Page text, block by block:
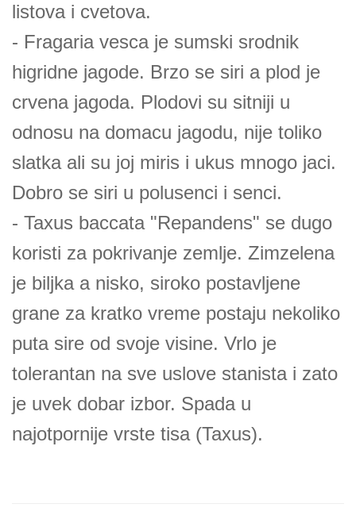
listova i cvetova.
- Fragaria vesca je sumski srodnik
higridne jagode. Brzo se siri a plod je
crvena jagoda. Plodovi su sitniji u
odnosu na domacu jagodu, nije toliko
slatka ali su joj miris i ukus mnogo jaci.
Dobro se siri u polusenci i senci.
- Taxus baccata "Repandens" se dugo
koristi za pokrivanje zemlje. Zimzelena
je biljka a nisko, siroko postavljene
grane za kratko vreme postaju nekoliko
puta sire od svoje visine. Vrlo je
tolerantan na sve uslove stanista i zato
je uvek dobar izbor. Spada u
najotpornije vrste tisa (Taxus).